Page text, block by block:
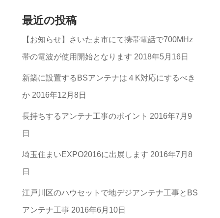
の
カ
テ
ゴ
リ
ー
一
最近の投稿
【お知らせ】さいたま市にて携帯電話で700MHz
帯の電波が使用開始となります 2018年5月16日
新築に設置するBSアンテナは４K対応にするべき
か 2016年12月8日
長持ちするアンテナ工事のポイント 2016年7月9
日
埼玉住まいEXPO2016に出展します 2016年7月8
日
江戸川区のハウセットで地デジアンテナ工事とBS
アンテナ工事 2016年6月10日